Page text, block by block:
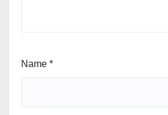
Name *